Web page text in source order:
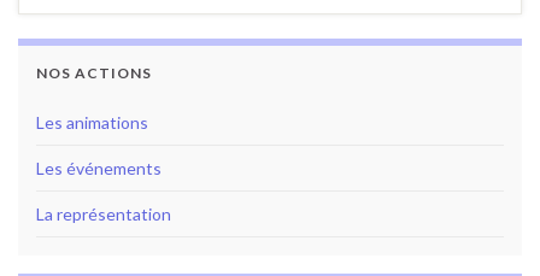
NOS ACTIONS
Les animations
Les événements
La représentation